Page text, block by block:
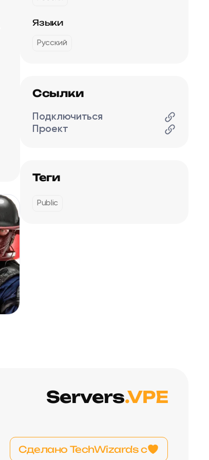
Языки
Русский
Ссылки
Подключиться
Проект
Теги
Public
Servers.VPE
Сделано TechWizards с